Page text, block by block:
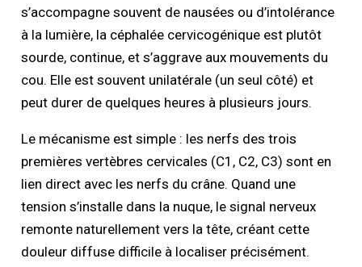
s’accompagne souvent de nausées ou d’intolérance
à la lumière, la céphalée cervicogénique est plutôt
sourde, continue, et s’aggrave aux mouvements du
cou. Elle est souvent unilatérale (un seul côté) et
peut durer de quelques heures à plusieurs jours.
Le mécanisme est simple : les nerfs des trois
premières vertèbres cervicales (C1, C2, C3) sont en
lien direct avec les nerfs du crâne. Quand une
tension s’installe dans la nuque, le signal nerveux
remonte naturellement vers la tête, créant cette
douleur diffuse difficile à localiser précisément.